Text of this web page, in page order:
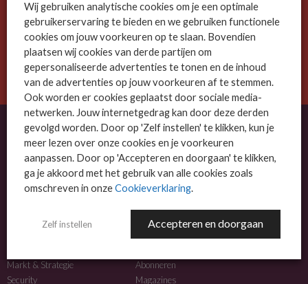
De ICT-wereld is snel. Mis niets.
Meld je nu aan voor de MSP Business nieuwsbrief.
AANMELDEN
OVER MSP BUSINESS
MSP Business is het kennisplatform voor IT-dienstverleners met MKB-focus.
NIEUWS
Markt & Strategie
Security
MEER INFO
Abonneren
Magazines
Wij gebruiken analytische cookies om je een optimale
gebruikerservaring te bieden en we gebruiken functionele
cookies om jouw voorkeuren op te slaan. Bovendien
plaatsen wij cookies van derde partijen om
gepersonaliseerde advertenties te tonen en de inhoud
van de advertenties op jouw voorkeuren af te stemmen.
Ook worden er cookies geplaatst door sociale media-
netwerken. Jouw internetgedrag kan door deze derden
gevolgd worden. Door op 'Zelf instellen' te klikken, kun je
meer lezen over onze cookies en je voorkeuren
aanpassen. Door op 'Accepteren en doorgaan' te klikken,
ga je akkoord met het gebruik van alle cookies zoals
omschreven in onzeCookieverklaring.
Zelf instellen Accepteren en doorgaan